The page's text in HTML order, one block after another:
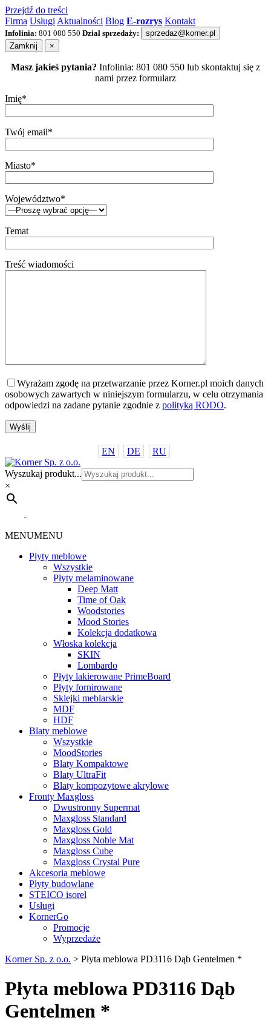
Przejdź do treści
Firma Usługi Aktualności Blog E-rozrys Kontakt
Infolinia: 801 080 550 Dział sprzedaży:
sprzedaz@korner.pl
Zamknij
×
Masz jakieś pytania? Infolinia: 801 080 550 lub skontaktuj się z
nami przez formularz
Imię*
Twój email*
Miasto*
Województwo*
Temat
Treść wiadomości
Wyrażam zgodę na przetwarzanie przez Korner.pl moich danych
osobowych zawartych w niniejszym formularzu, w celu otrzymania
odpowiedzi na zadane pytanie zgodnie z polityką RODO.
EN DE RU
Wyszukaj produkt...
×
MENUMENU
Płyty meblowe
Wszystkie
Płyty melaminowane
Deep Matt
Time of Oak
Woodstories
Mood Stories
Kolekcja dodatkowa
Włoska kolekcja
SKIN
Lombardo
Płyty lakierowane PrimeBoard
Płyty fornirowane
Sklejki meblarskie
MDF
HDF
Blaty meblowe
Wszystkie
MoodStories
Blaty Kompaktowe
Blaty UltraFit
Blaty kompozytowe akrylowe
Fronty Maxgloss
Dwustronny Supermat
Maxgloss Standard
Maxgloss Gold
Maxgloss Noble Mat
Maxgloss Cube
Maxgloss Crystal Pure
Akcesoria meblowe
Płyty budowlane
STEICO isorel
Usługi
KornerGo
Promocje
Wyprzedaże
Korner Sp. z o.o. > Płyta meblowa PD3116 Dąb Gentelmen *
Płyta meblowa PD3116 Dąb
Gentelmen *